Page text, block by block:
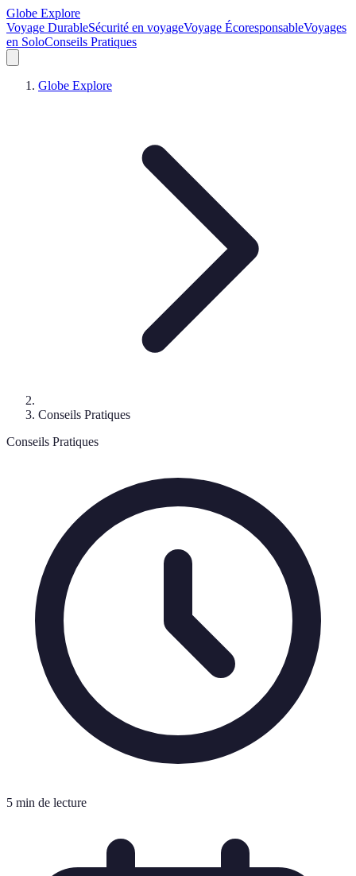
Globe Explore
Voyage DurableSécurité en voyageVoyage ÉcoresponsableVoyages
en SoloConseils Pratiques
Globe Explore
Conseils Pratiques
Conseils Pratiques
5 min de lecture